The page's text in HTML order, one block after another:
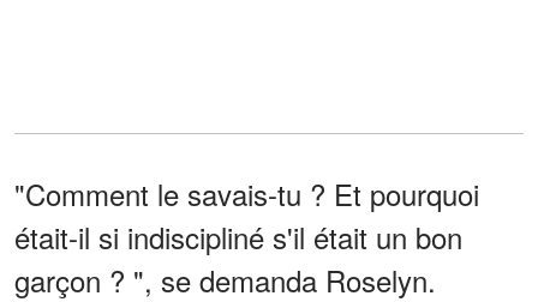
"Comment le savais-tu ? Et pourquoi
était-il si indiscipliné s'il était un bon
garçon ? ", se demanda Roselyn.